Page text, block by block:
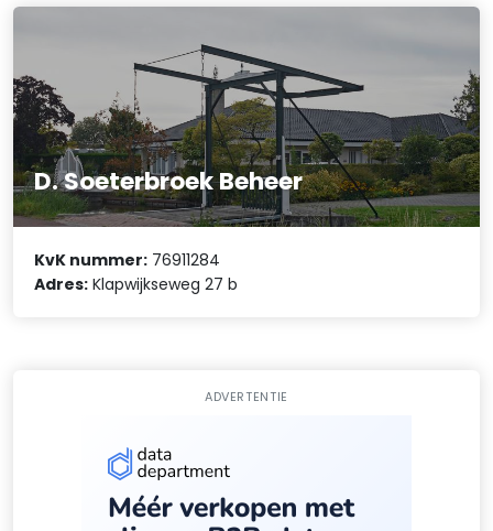
D. Soeterbroek Beheer
KvK nummer: 76911284
Adres: Klapwijkseweg 27 b
ADVERTENTIE